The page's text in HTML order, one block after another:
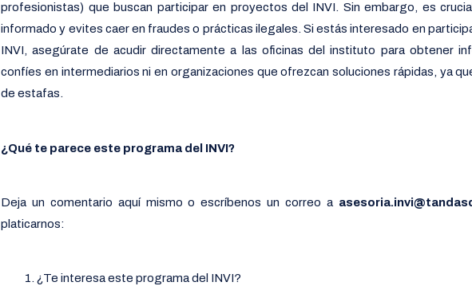
profesionistas) que buscan participar en proyectos del INVI. Sin embargo, es
informado y evites caer en fraudes o prácticas ilegales. Si estás interesado en
INVI, asegúrate de acudir directamente a las oficinas del instituto para obtener
confíes en intermediarios ni en organizaciones que ofrezcan soluciones rápidas, ya
de estafas.
¿Qué te parece este programa del INVI?
Deja un comentario aquí mismo o escríbenos un correo a
platicarnos:
¿Te interesa este programa del INVI?